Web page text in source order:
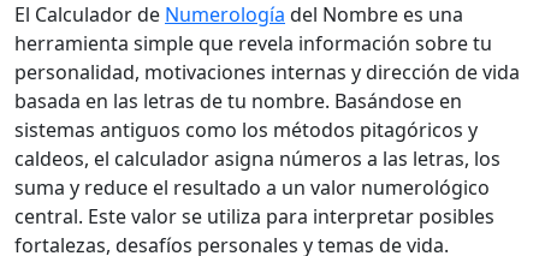
El Calculador de Numerología del Nombre es una
herramienta simple que revela información sobre tu
personalidad, motivaciones internas y dirección de vida
basada en las letras de tu nombre. Basándose en
sistemas antiguos como los métodos pitagóricos y
caldeos, el calculador asigna números a las letras, los
suma y reduce el resultado a un valor numerológico
central. Este valor se utiliza para interpretar posibles
fortalezas, desafíos personales y temas de vida.